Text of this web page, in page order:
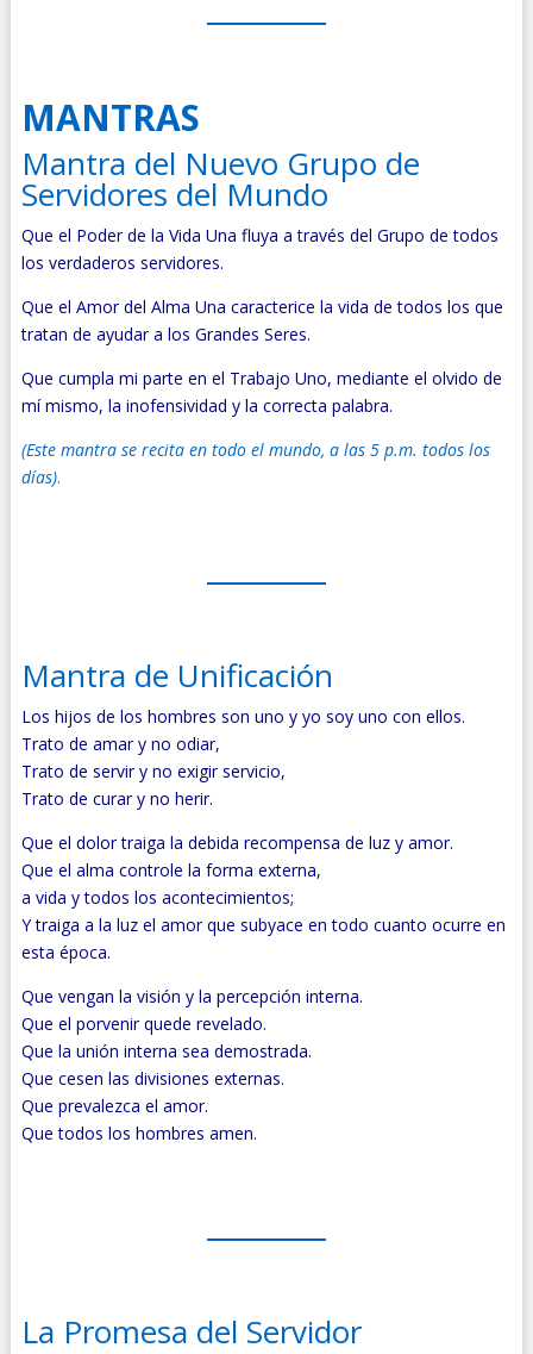
MANTRAS
Mantra del Nuevo Grupo de
Servidores del Mundo
Que el Poder de la Vida Una fluya a través del Grupo de todos
los verdaderos servidores.
Que el Amor del Alma Una caracterice la vida de todos los que
tratan de ayudar a los Grandes Seres.
Que cumpla mi parte en el Trabajo Uno, mediante el olvido de
mí mismo, la inofensividad y la correcta palabra.
(Este mantra se recita en todo el mundo, a las 5 p.m. todos los
días).
Mantra de Unificación
Los hijos de los hombres son uno y yo soy uno con ellos.
Trato de amar y no odiar,
Trato de servir y no exigir servicio,
Trato de curar y no herir.
Que el dolor traiga la debida recompensa de luz y amor.
Que el alma controle la forma externa,
a vida y todos los acontecimientos;
Y traiga a la luz el amor que subyace en todo cuanto ocurre en
esta época.
Que vengan la visión y la percepción interna.
Que el porvenir quede revelado.
Que la unión interna sea demostrada.
Que cesen las divisiones externas.
Que prevalezca el amor.
Que todos los hombres amen.
La Promesa del Servidor